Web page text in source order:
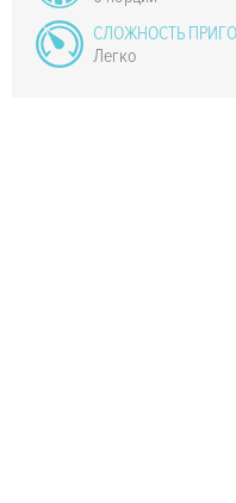
СЛОЖНОСТЬ
Легко